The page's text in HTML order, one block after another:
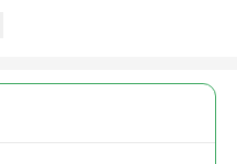
pour vous si la